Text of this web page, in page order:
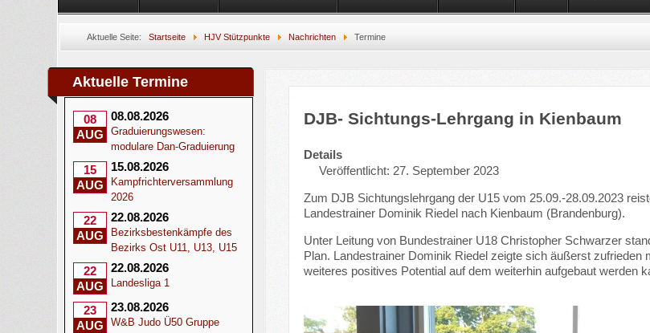
Aktuelle Seite:Startseite HJV Stützpunkte Nachrichten Termine
Aktuelle Termine
08
AUG
08.08.2026
Graduierungswesen:
modulare Dan-Graduierung
15
AUG
15.08.2026
Kampfrichterversammlung
2026
22
AUG
22.08.2026
Bezirksbestenkämpfe des
Bezirks Ost U11, U13, U15
22
AUG
22.08.2026
Landesliga 1
23
AUG
23.08.2026
W&B Judo Ü50 Gruppe
DJB- Sichtungs-Lehrgang in Kienbaum
Details
Veröffentlicht: 27. September 2023
Zum DJB Sichtungslehrgang der U15 vom 25.09.-28.09.2023
Landestrainer Dominik Riedel nach Kienbaum (Brandenburg).
Unter Leitung von Bundestrainer U18 Christopher Schwarzer
Plan. Landestrainer Dominik Riedel zeigte sich äußerst
weiteres positives Potential auf dem weiterhin aufgebaut werden